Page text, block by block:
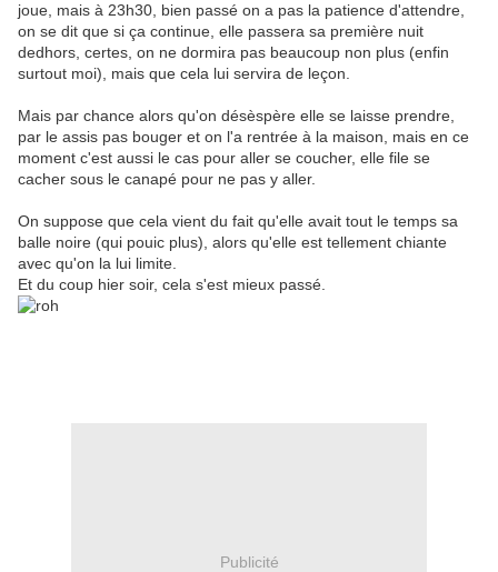
joue, mais à 23h30, bien passé on a pas la patience d'attendre,
on se dit que si ça continue, elle passera sa première nuit
dedhors, certes, on ne dormira pas beaucoup non plus (enfin
surtout moi), mais que cela lui servira de leçon.
Mais par chance alors qu'on désèspère elle se laisse prendre,
par le assis pas bouger et on l'a rentrée à la maison, mais en ce
moment c'est aussi le cas pour aller se coucher, elle file se
cacher sous le canapé pour ne pas y aller.
On suppose que cela vient du fait qu'elle avait tout le temps sa
balle noire (qui pouic plus), alors qu'elle est tellement chiante
avec qu'on la lui limite.
Et du coup hier soir, cela s'est mieux passé.
Publicité